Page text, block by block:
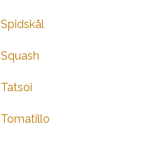
Spidskål
Squash
Tatsoi
Tomatillo